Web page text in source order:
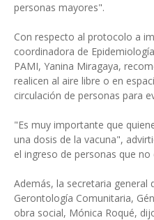
personas mayores".
Con respecto al protocolo a
coordinadora de
PAMI, Yanina Miragaya,
realicen al aire libre o en
circulación de personas para
"Es muy importante que
una dosis de la vacuna",
el ingreso de personas que no
Además, la secretaria general
Gerontología Comunitaria,
obra social, Mónica Roqué,